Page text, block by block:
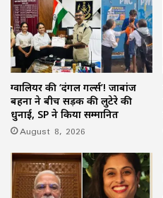
ग्वालियर की ‘दंगल गर्ल्स’! जाबांज
बहनों ने बीच सड़क की लुटेरे की
धुनाई, SP ने किया सम्मानित
August 8, 2026